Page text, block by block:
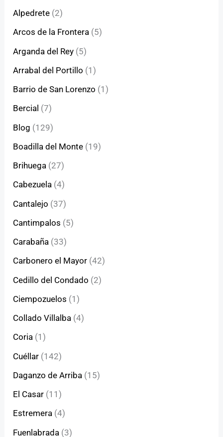
Alpedrete (2)
Arcos de la Frontera (5)
Arganda del Rey (5)
Arrabal del Portillo (1)
Barrio de San Lorenzo (1)
Bercial (7)
Blog (129)
Boadilla del Monte (19)
Brihuega (27)
Cabezuela (4)
Cantalejo (37)
Cantimpalos (5)
Carabaña (33)
Carbonero el Mayor (42)
Cedillo del Condado (2)
Ciempozuelos (1)
Collado Villalba (4)
Coria (1)
Cuéllar (142)
Daganzo de Arriba (15)
El Casar (11)
Estremera (4)
Fuenlabrada (3)